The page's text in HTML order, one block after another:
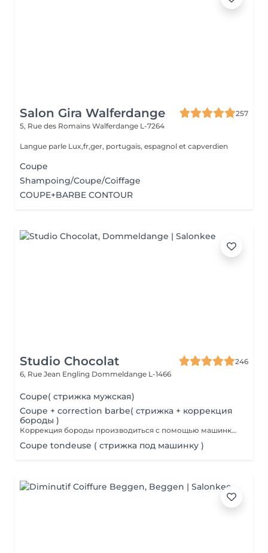
Salon Gira Walferdange
257
5, Rue des Romains Walferdange L-7264
Langue parle Lux,fr,ger, portugais, espagnol et capverdien
Coupe
Shampoing/Coupe/Coiffage
COUPE+BARBE CONTOUR
Studio Chocolat
246
6, Rue Jean Engling Dommeldange L-1466
Coupe( стрижка мужская)
Coupe + correction barbe( стрижка + коррекция
бороды )
Коррекция бороды производиться с помощью машинки для стрижки волос.
Coupe tondeuse ( стрижка под машинку )